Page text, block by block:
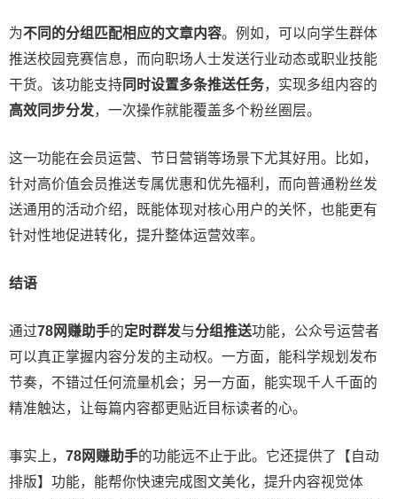
为不同的分组匹配相应的文章内容。例如，可以向学生群体
推送校园竞赛信息，而向职场人士发送行业动态或职业技能
干货。该功能支持 同时设置多条推送任务，实现多组内容的
高效同步分发，一次操作就能覆盖多个粉丝圈层。
这一功能在会员运营、节日营销等场景下尤其好用。比如，
针对高价值会员推送专属优惠和优先福利，而向普通粉丝发
送通用的活动介绍，既能体现对核心用户的关怀，也能更有
针对性地促进转化，提升整体运营效率。
结语
通过78网赚助手的定时群发与分组推送功能，公众号运营者
可以真正掌握内容分发的主动权。一方面，能科学规划发布
节奏，不错过任何流量机会；另一方面，能实现千人千面的
精准触达，让每篇内容都更贴近目标读者的心。
事实上， 78网赚助手的功能远不止于此。它还提供了【自动
排版】功能，能帮你快速完成图文美化，提升内容视觉体